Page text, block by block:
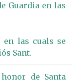
Guardia en las
en las cuals se
Sant.
de Santa